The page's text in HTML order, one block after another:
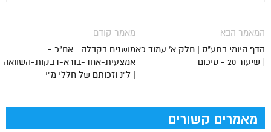
מאמר קודם
מושגים בקבלה : אח"כ -
אמצעית-אחד-בורא-דבקות-השוואה
| ל"נ וזכותם של חללי מ"י
המאמר הבא
הדף היומי בתע"ס | חלק א' עמוד כא
| שיעור 20 - סיכום
מאמרים קשורים